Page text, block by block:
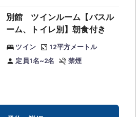
別館 ツインルーム【バスル
ーム、トイレ別】朝食付き
ツイン
12平方メートル
定員1名~2名
禁煙